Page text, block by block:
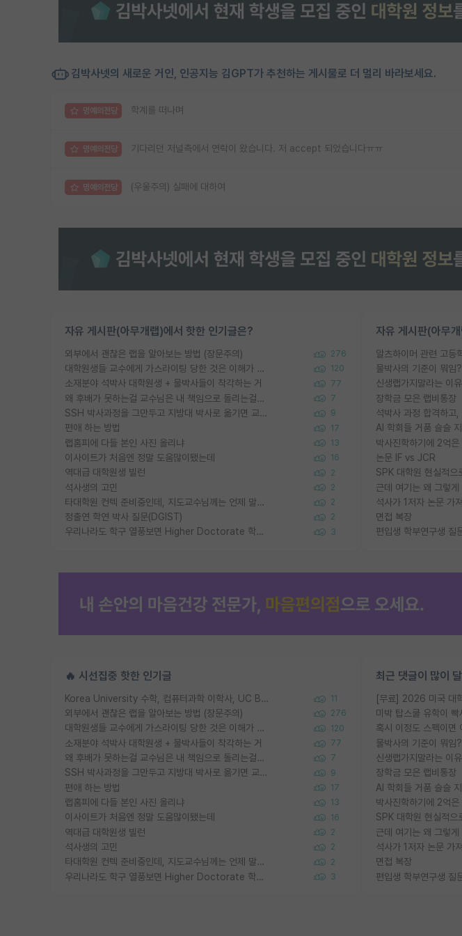
김박사넷의 새로운 거인, 인공지능 김GPT가 추천하는 게시물로 더 멀리 바라보세요.
명예의전당 학계를 떠나며
명예의전당 기다리던 저널측에서 연락이 왔습니다. 저 accept 되었습니다ㅠㅠ
명예의전당 (우울주의) 실패에 대하여
자유 게시판(아무개랩)에서 핫한 인기글은?
외부에서 괜찮은 랩을 알아보는 방법 (장문주의) 276
대학원생들 교수에게 가스라이팅 당한 것은 이해가 갑니다. 안타깝네요. 120
소재분야 석박사 대학원생 + 물박사들이 착각하는 거 77
왜 후배가 못하는걸 교수님은 내 책임으로 돌리는걸까요? 7
SSH 박사과정을 그만두고 지방대 박사로 옮기면 교수의 꿈은 끝일까요? 9
편애 하는 방법 17
랩홈피에 다들 본인 사진 올리냐 13
이사이트가 처음엔 정말 도움많이됐는데 16
역대급 대학원생 빌런 2
석사생의 고민 2
타대학원 컨텍 준비중인데, 지도교수님께는 언제 말씀드려야 할까요? 2
정출연 학연 박사 질문(DGIST) 2
우리나라도 학구 열풍보면 Higher Doctorate 학위가 필요하다고 봅니다. 3
자유 게시판(아무
알츠하이머 관련 고등
물박사의 기준이 뭐임?
신생랩가지말라는 이
장학금 모은 랩비통장
AI 학회들 거품 슬슬
논문 IF vs JCR
SPK 대학원 현실적으
근데 여기는 왜 그렇
석사가 1저자 논문 가
면접 복장
편입생 학부연구생 질
🔥 시선집중 핫한 인기글
Korea University 수학, 컴퓨터과학 이학사, UC Berkeley 산업공학 대학원 공학박사가 되는 것은 쉽지 않겠죠? 11
외부에서 괜찮은 랩을 알아보는 방법 (장문주의) 276
대학원생들 교수에게 가스라이팅 당한 것은 이해가 갑니다. 안타깝네요. 120
소재분야 석박사 대학원생 + 물박사들이 착각하는 거 77
왜 후배가 못하는걸 교수님은 내 책임으로 돌리는걸까요? 7
SSH 박사과정을 그만두고 지방대 박사로 옮기면 교수의 꿈은 끝일까요? 9
편애 하는 방법 17
랩홈피에 다들 본인 사진 올리냐 13
이사이트가 처음엔 정말 도움많이됐는데 16
역대급 대학원생 빌런 2
석사생의 고민 2
타대학원 컨텍 준비중인데, 지도교수님께는 언제 말씀드려야 할까요? 2
우리나라도 학구 열풍보면 Higher Doctorate 학위가 필요하다고 봅니다. 3
최근 댓글이 많이
미박 탑스쿨 유학이 빡
혹시 이정도 스펙이면
물박사의 기준이 뭐임?
신생랩가지말라는 이
장학금 모은 랩비통장
AI 학회들 거품 슬슬
SPK 대학원 현실적으
근데 여기는 왜 그렇
석사가 1저자 논문 가
면접 복장
편입생 학부연구생 질